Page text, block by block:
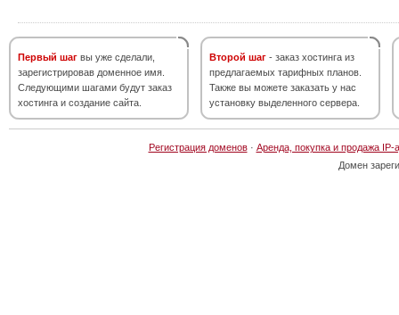
Первый шаг вы уже сделали,
зарегистрировав доменное имя.
Следующими шагами будут заказ
хостинга и создание сайта.
Второй шаг - заказ хостинга из
предлагаемых тарифных планов.
Также вы можете заказать у нас
установку выделенного сервера.
Регистрация доменов· Аренда, покупка и продажа IP-
Домен